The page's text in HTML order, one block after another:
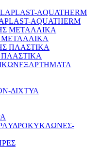
AQUATHERM
ΕΞΑΡΤΗΜΑΤΑ
ΔΙΧΤΥΑ
ΥΔΡΟΚΥΚΛΩΝΕΣ-